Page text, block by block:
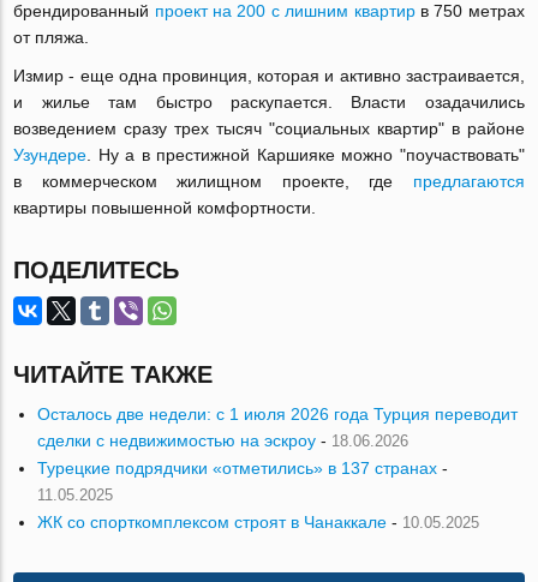
брендированный проект на 200 с лишним квартирв 750 метрах
от пляжа.
Измир - еще одна провинция, которая и активно застраивается,
и жилье там быстро раскупается. Власти озадачились
возведением сразу трех тысяч "социальных квартир" в районе
Узундере . Ну а в престижной Каршияке можно "поучаствовать"
в коммерческом жилищном проекте, где предлагаются
квартиры повышенной комфортности.
ПОДЕЛИТЕСЬ
ЧИТАЙТЕ ТАКЖЕ
Осталось две недели: с 1 июля 2026 года Турция переводит
сделки с недвижимостью на эскроу - 18.06.2026
Турецкие подрядчики «отметились» в 137 странах -
11.05.2025
ЖК со спорткомплексом строят в Чанаккале - 10.05.2025